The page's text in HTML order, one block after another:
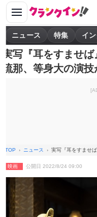
ニュース 特集 イ
実写『耳をすませ
琉那、等身大の演
TOP ニュース 実写『耳をすませ
映画 公開日 2022/8/24 09:00